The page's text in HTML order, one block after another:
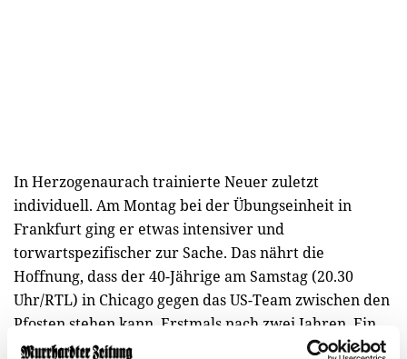
In Herzogenaurach trainierte Neuer zuletzt
individuell. Am Montag bei der Übungseinheit in
Frankfurt ging er etwas intensiver und
torwartspezifischer zur Sache. Das nährt die
Hoffnung, dass der 40-Jährige am Samstag (20.30
Uhr/RTL) in Chicago gegen das US-Team zwischen den
Pfosten stehen kann. Erstmals nach zwei Jahren. Ein
Risiko wird Julian Nagelsmann bei der sogenannten